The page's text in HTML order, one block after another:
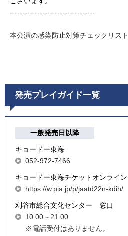
----------------------------------
本公演の感染防止対策チェックリスト
発売プレイガイド一覧
一般発売日以降
キョードー東海
052-972-7466
キョードー東海チケットオンライン
https://w.pia.jp/p/jaatd22n-kdih/
刈谷市総合文化センター 窓口
10:00～21:00
※電話受付はありません。